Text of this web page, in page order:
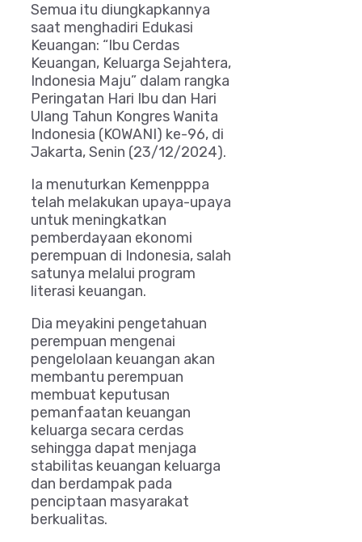
Semua itu diungkapkannya
saat menghadiri Edukasi
Keuangan: “Ibu Cerdas
Keuangan, Keluarga Sejahtera,
Indonesia Maju” dalam rangka
Peringatan Hari Ibu dan Hari
Ulang Tahun Kongres Wanita
Indonesia (KOWANI) ke-96, di
Jakarta, Senin (23/12/2024).
Ia menuturkan Kemenpppa
telah melakukan upaya-upaya
untuk meningkatkan
pemberdayaan ekonomi
perempuan di Indonesia, salah
satunya melalui program
literasi keuangan.
Dia meyakini pengetahuan
perempuan mengenai
pengelolaan keuangan akan
membantu perempuan
membuat keputusan
pemanfaatan keuangan
keluarga secara cerdas
sehingga dapat menjaga
stabilitas keuangan keluarga
dan berdampak pada
penciptaan masyarakat
berkualitas.